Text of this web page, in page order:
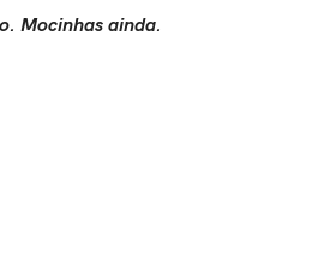
Mocinhas ainda.